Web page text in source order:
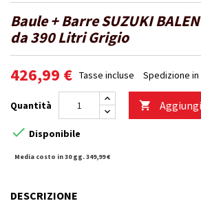
Baule + Barre SUZUKI
da 390 Litri Grigio
426,99 € Tasse incluse Spedizione in
Quantità 
 Disponibile
Media costo in 30 gg. 349,99 €
DESCRIZIONE